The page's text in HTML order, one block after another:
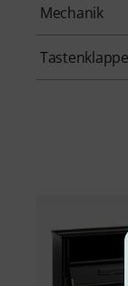
Mechanik